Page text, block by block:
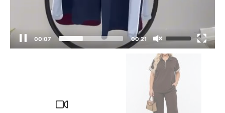
00:08 00:21